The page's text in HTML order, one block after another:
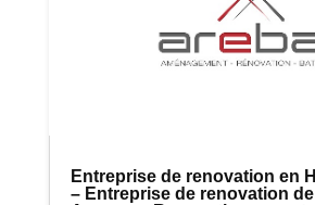
Entreprise de renovation en
– Entreprise de renovation